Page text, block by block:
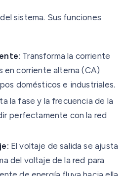
sistema. Sus funciones
Transforma la corriente
en corriente alterna (CA)
domésticos e industriales.
la fase y la frecuencia de la
perfectamente con la red
El voltaje de salida se ajusta
del voltaje de la red para